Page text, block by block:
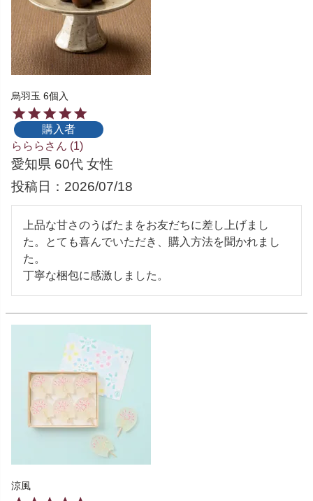
烏羽玉 6個入
購入者
ららら
1
愛知県 60代 女性
投稿日
2026/07/18
上品な甘さのうばたまをお友だちに差し上げまし
た。とても喜んでいただき、購入方法を聞かれまし
た。
丁寧な梱包に感激しました。
涼風